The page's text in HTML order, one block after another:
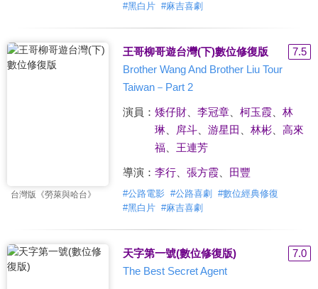
#黑白片 #麻吉喜劇
台灣版《勞萊與哈台》
王哥柳哥遊台灣(下)數位修復版
7.5
Brother Wang And Brother Liu Tour
Taiwan－Part 2
演員： 矮仔財、 李冠章、 柯玉霞、 林
琳、 戽斗、 游星田 林彬、 高來
福
王連芳
導演： 李行、 張方霞、 田豐
#公路電影 #公路喜劇 #數位經典修復
#黑白片 #麻吉喜劇
天字第一號(數位修復版)
7.0
The Best Secret Agent